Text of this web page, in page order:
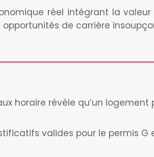
réel intégrant la
de carrière
horaire révèle qu’un logement
valides pour le permis G